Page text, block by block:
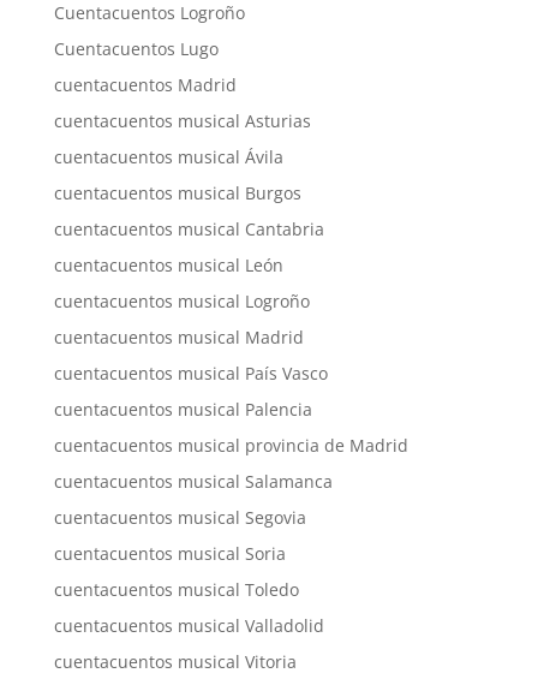
Cuentacuentos Logroño
Cuentacuentos Lugo
cuentacuentos Madrid
cuentacuentos musical Asturias
cuentacuentos musical Ávila
cuentacuentos musical Burgos
cuentacuentos musical Cantabria
cuentacuentos musical León
cuentacuentos musical Logroño
cuentacuentos musical Madrid
cuentacuentos musical País Vasco
cuentacuentos musical Palencia
cuentacuentos musical provincia de Madrid
cuentacuentos musical Salamanca
cuentacuentos musical Segovia
cuentacuentos musical Soria
cuentacuentos musical Toledo
cuentacuentos musical Valladolid
cuentacuentos musical Vitoria